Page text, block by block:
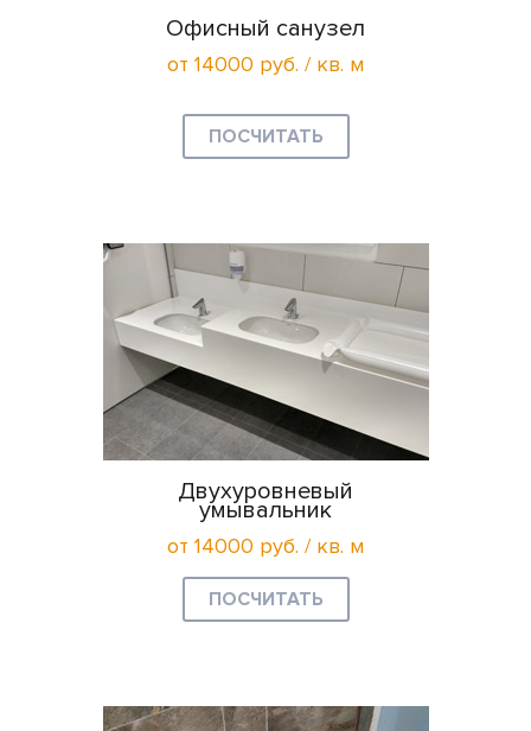
Офисный санузел
от 14000 руб. / кв. м
ПОСЧИТАТЬ
Двухуровневый
умывальник
от 14000 руб. / кв. м
ПОСЧИТАТЬ